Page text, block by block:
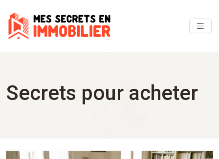
Secrets pour acheter